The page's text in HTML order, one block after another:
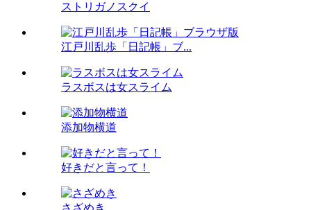
ストリガノスクイ
江戸川乱歩「日記帳」ブ...
ラスボスは女スライム
添加物横道
好きだと言って！